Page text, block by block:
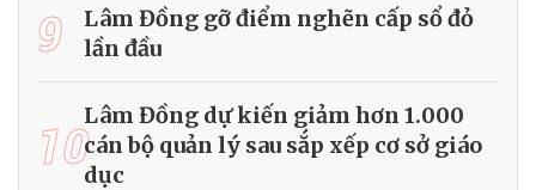
9
Lâm Đồng gỡ điểm nghẽn cấp sổ đỏ
lần đầu
10Lâm Đồng dự kiến giảm hơn 1.000
cán bộ quản lý sau sắp xếp cơ sở giáo
dục